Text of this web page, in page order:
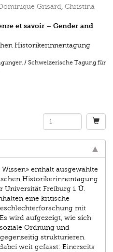
Grisard, Christina
et savoir – Gender and
Historikerinnentagung
/ Schweizerische Tagung für
enthält ausgewählte
Historikerinnentagung
Universität Freiburg i. Ü.
eine kritische
mit
wird aufgezeigt, wie sich
Ordnung und
strukturieren.
weit gefasst: Einerseits